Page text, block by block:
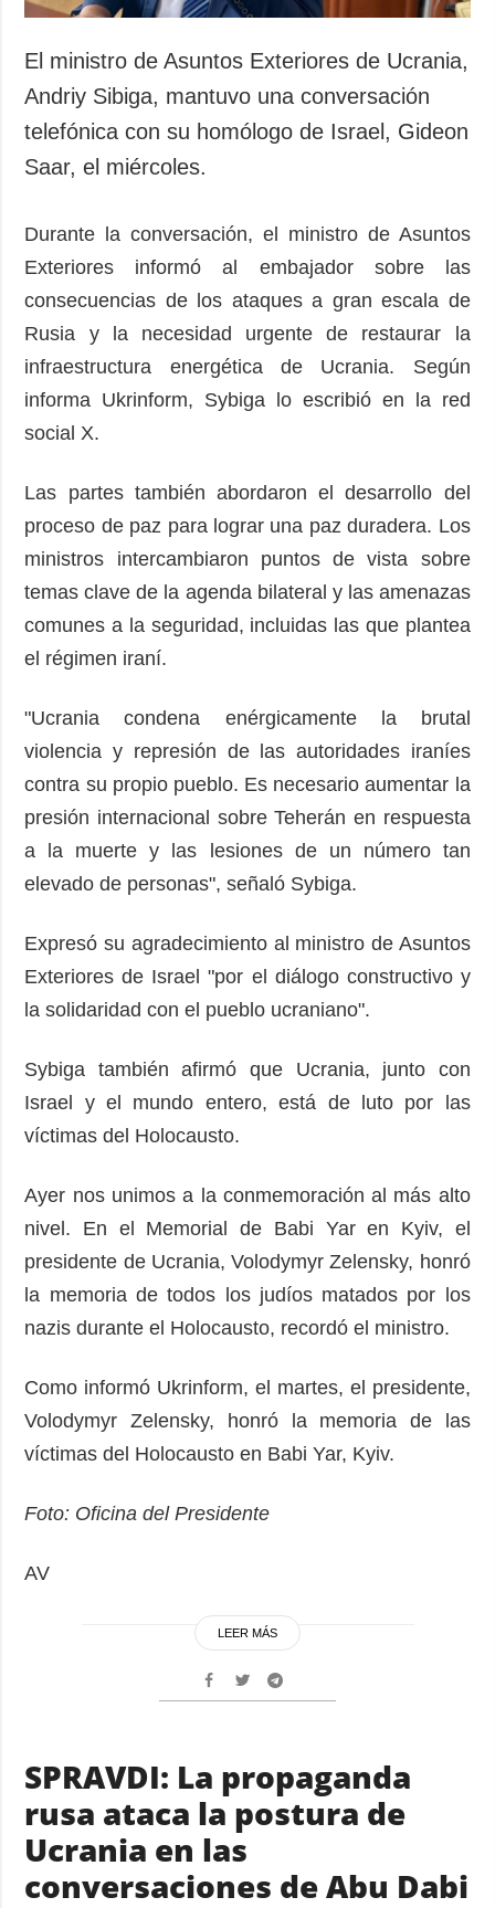
El ministro de Asuntos Exteriores de Ucrania,
Andriy Sibiga, mantuvo una conversación
telefónica con su homólogo de Israel, Gideon
Saar, el miércoles.
Durante la conversación, el ministro de Asuntos
Exteriores informó al embajador sobre las
consecuencias de los ataques a gran escala de
Rusia y la necesidad urgente de restaurar la
infraestructura energética de Ucrania. Según
informa Ukrinform, Sybiga lo escribió en la red
social X.
Las partes también abordaron el desarrollo del
proceso de paz para lograr una paz duradera. Los
ministros intercambiaron puntos de vista sobre
temas clave de la agenda bilateral y las amenazas
comunes a la seguridad, incluidas las que plantea
el régimen iraní.
"Ucrania condena enérgicamente la brutal
violencia y represión de las autoridades iraníes
contra su propio pueblo. Es necesario aumentar la
presión internacional sobre Teherán en respuesta
a la muerte y las lesiones de un número tan
elevado de personas", señaló Sybiga.
Expresó su agradecimiento al ministro de Asuntos
Exteriores de Israel "por el diálogo constructivo y
la solidaridad con el pueblo ucraniano".
Sybiga también afirmó que Ucrania, junto con
Israel y el mundo entero, está de luto por las
víctimas del Holocausto.
Ayer nos unimos a la conmemoración al más alto
nivel. En el Memorial de Babi Yar en Kyiv, el
presidente de Ucrania, Volodymyr Zelensky, honró
la memoria de todos los judíos matados por los
nazis durante el Holocausto, recordó el ministro.
Como informó Ukrinform, el martes, el presidente,
Volodymyr Zelensky, honró la memoria de las
víctimas del Holocausto en Babi Yar, Kyiv.
Foto: Oficina del Presidente
AV
LEER MÁS
SPRAVDI: La propaganda
rusa ataca la postura de
Ucrania en las
conversaciones de Abu Dabi